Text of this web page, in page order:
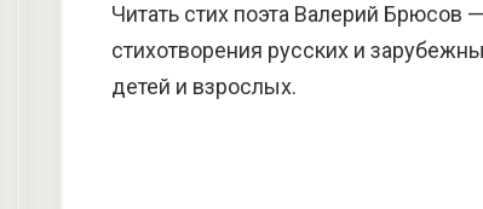
Читать стих поэта Валерий Брюсов
стихотворения русских и
детей и взрослых.